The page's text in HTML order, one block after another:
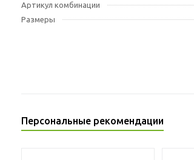
Артикул комбинации
Размеры
Персональные рекомендации